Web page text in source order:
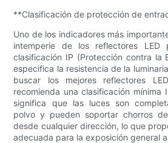
**Clasificación de protección de
Uno de los indicadores más
intemperie de los reflectores LED
clasificación IP (Protección contra la
especifica la resistencia de la
buscar los mejores reflectores
recomienda una clasificación mínima
significa que las luces son
polvo y pueden soportar chorros
desde cualquier dirección, lo que
adecuada para la exposición general